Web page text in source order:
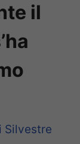
il
Silvestre